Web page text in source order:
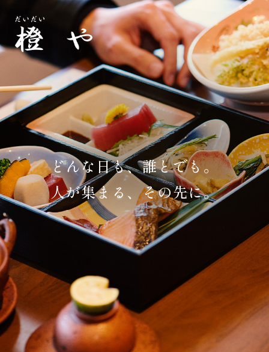
どんな日も、誰とでも。
人が集まる、その先に。